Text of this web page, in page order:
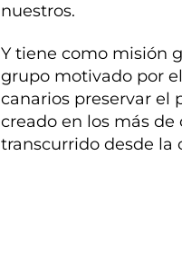
nuestros.
Y tiene como misión
grupo motivado por
canarios preservar
creado en los más
transcurrido desde la